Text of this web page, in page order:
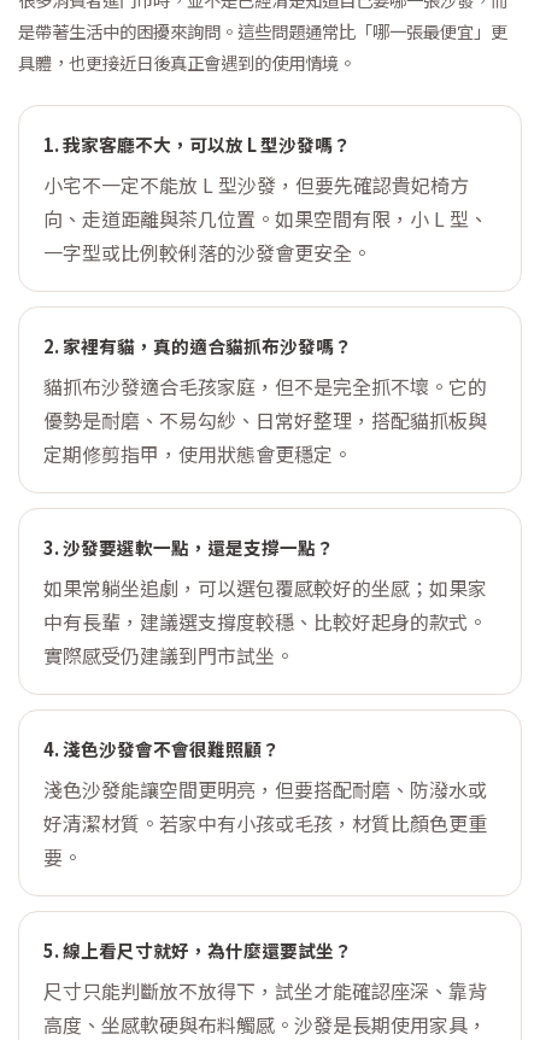
是帶著生活中的困擾來詢問。這些問題通常比「哪一張最便宜」更
具體，也更接近日後真正會遇到的使用情境。
1. 我家客廳不大，可以放 L 型沙發嗎？
小宅不一定不能放 L 型沙發，但要先確認貴妃椅方
向、走道距離與茶几位置。如果空間有限，小 L 型、
一字型或比例較俐落的沙發會更安全。
2. 家裡有貓，真的適合貓抓布沙發嗎？
貓抓布沙發適合毛孩家庭，但不是完全抓不壞。它的
優勢是耐磨、不易勾紗、日常好整理，搭配貓抓板與
定期修剪指甲，使用狀態會更穩定。
3. 沙發要選軟一點，還是支撐一點？
如果常躺坐追劇，可以選包覆感較好的坐感；如果家
中有長輩，建議選支撐度較穩、比較好起身的款式。
實際感受仍建議到門市試坐。
4. 淺色沙發會不會很難照顧？
淺色沙發能讓空間更明亮，但要搭配耐磨、防潑水或
好清潔材質。若家中有小孩或毛孩，材質比顏色更重
要。
5. 線上看尺寸就好，為什麼還要試坐？
尺寸只能判斷放不放得下，試坐才能確認座深、靠背
高度、坐感軟硬與布料觸感。沙發是長期使用家具，